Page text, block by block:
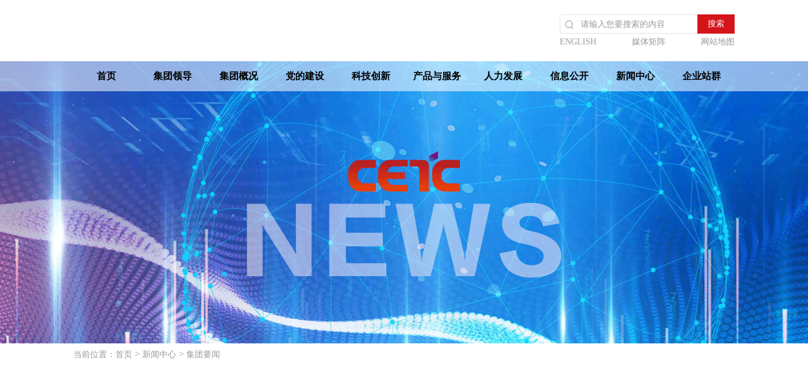
ENGLISH 媒体矩阵 网站地图
首页 集团领导 集团概况 党的建设 科技创新 产品与服务 人力发展 信息公开 新闻中心 企业站群
当前位置： 首页 > 新闻中心 > 集团要闻